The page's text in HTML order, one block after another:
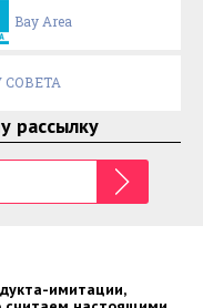
Bay Area
СОВЕТА
рассылку
имитации,